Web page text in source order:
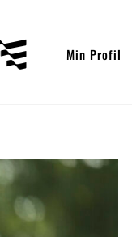
Min Profil